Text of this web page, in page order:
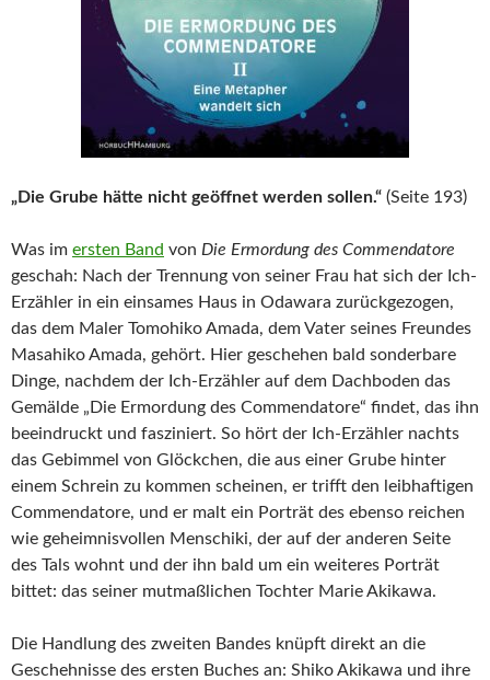
„Die Grube hätte nicht geöffnet werden sollen.“ (Seite 193)
Was im ersten Band von Die Ermordung des Commendatore
geschah: Nach der Trennung von seiner Frau hat sich der Ich-
Erzähler in ein einsames Haus in Odawara zurückgezogen,
das dem Maler Tomohiko Amada, dem Vater seines Freundes
Masahiko Amada, gehört. Hier geschehen bald sonderbare
Dinge, nachdem der Ich-Erzähler auf dem Dachboden das
Gemälde „Die Ermordung des Commendatore“ findet, das ihn
beeindruckt und fasziniert. So hört der Ich-Erzähler nachts
das Gebimmel von Glöckchen, die aus einer Grube hinter
einem Schrein zu kommen scheinen, er trifft den leibhaftigen
Commendatore, und er malt ein Porträt des ebenso reichen
wie geheimnisvollen Menschiki, der auf der anderen Seite
des Tals wohnt und der ihn bald um ein weiteres Porträt
bittet: das seiner mutmaßlichen Tochter Marie Akikawa.
Die Handlung des zweiten Bandes knüpft direkt an die
Geschehnisse des ersten Buches an: Shiko Akikawa und ihre